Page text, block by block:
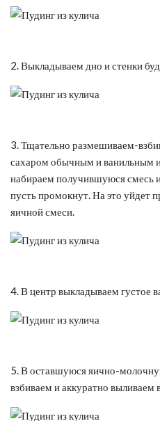
2. Выкладываем дно и стенки
3. Тщательно размешиваем-
сахаром обычным и ванильным
набираем получившуюся смесь
пусть промокнут. На это уйдет
яичной смеси.
4. В центр выкладываем густое
5. В оставшуюся яично-
взбиваем и аккуратно